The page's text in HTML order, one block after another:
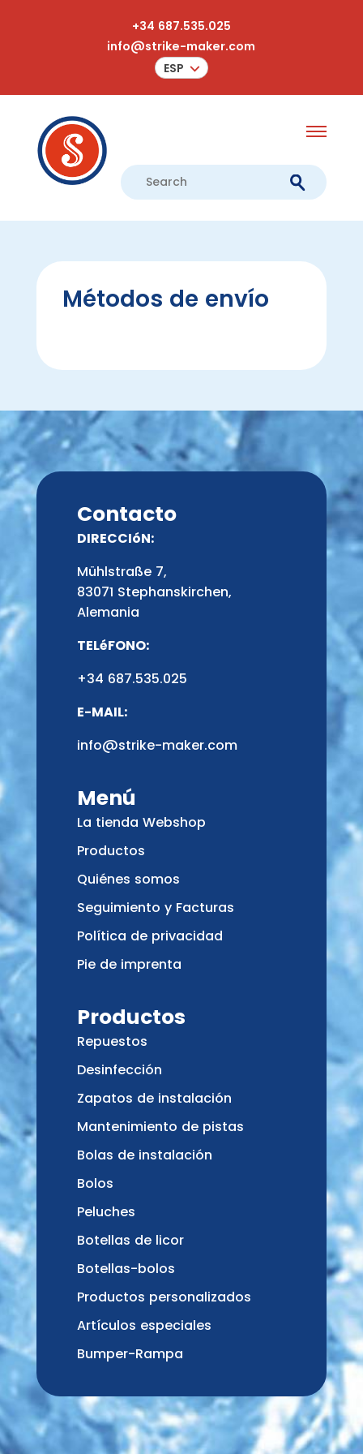
+34 687.535.025
info@strike-maker.com
ESP
Métodos de envío
Contacto
DIRECCIóN:
Mühlstraße 7,
83071 Stephanskirchen,
Alemania
TELéFONO:
+34 687.535.025
E-MAIL:
info@strike-maker.com
Menú
La tienda Webshop
Productos
Quiénes somos
Seguimiento y Facturas
Política de privacidad
Pie de imprenta
Productos
Repuestos
Desinfección
Zapatos de instalación
Mantenimiento de pistas
Bolas de instalación
Bolos
Peluches
Botellas de licor
Botellas-bolos
Productos personalizados
Artículos especiales
Bumper-Rampa